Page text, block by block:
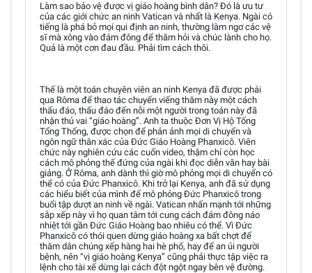
Làm sao bảo vệ được vị giáo hoàng bình dân? Đó là ưu tư
của các giới chức an ninh Vatican và nhất là Kenya. Ngài có
tiếng là phá bỏ mọi qui định an ninh, thường làm ngơ các vệ
sĩ mà xông vào đám đông để thăm hỏi và chúc lành cho họ.
Quả là một cơn đau đầu. Phải tìm cách thôi.
Thế là một toán chuyên viên an ninh Kenya đã được phái
qua Rôma để thao tác chuyến viếng thăm này một cách
thấu đáo, thấu đáo đến nỗi một người trong toán này đã
nhận thủ vai “giáo hoàng”. Anh ta thuộc Đơn Vị Hộ Tống
Tổng Thống, được chọn để phản ảnh mọi di chuyển và
ngôn ngữ thân xác của Đức Giáo Hoàng Phanxicô. Viên
chức này nghiên cứu các cuốn video, thậm chí còn học
cách mô phỏng thế đứng của ngài khi đọc diễn văn hay bài
giảng. Ở Rôma, anh dành thì giờ mô phỏng mọi di chuyển có
thể có của Đức Phanxicô. Khi trở lại Kenya, anh đã sử dụng
các hiểu biết của mình để mô phỏng Đức Phanxicô trong
buổi tập dượt an ninh về ngài. Vatican nhấn mạnh tới những
sắp xếp này vì họ quan tâm tới cung cách đám đông náo
nhiệt tới gần Đức Giáo Hoàng bao nhiêu có thể. Vì Đức
Phanxicô có thói quen dừng giáo hoàng xa bất chợt để
thăm dân chúng xếp hàng hai hè phố, hay để an ủi người
bệnh, nên “vị giáo hoàng Kenya” cũng phải thực tập việc ra
lệnh cho tài xế dừng lại cách đột ngột ngay bên vệ đường.